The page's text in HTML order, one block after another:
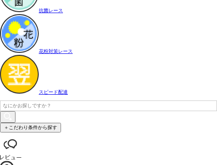
抗菌レース
花粉対策レース
スピード配達
＋こだわり条件から探す